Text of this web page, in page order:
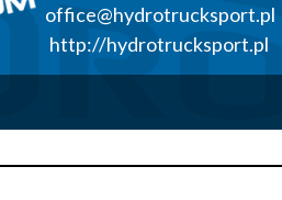
office@hydrotrucksport.pl
http://hydrotrucksport.pl